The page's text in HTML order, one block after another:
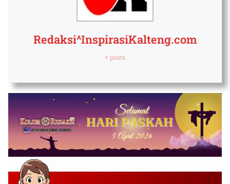
Redaksi^InspirasiKalteng.com
+ posts